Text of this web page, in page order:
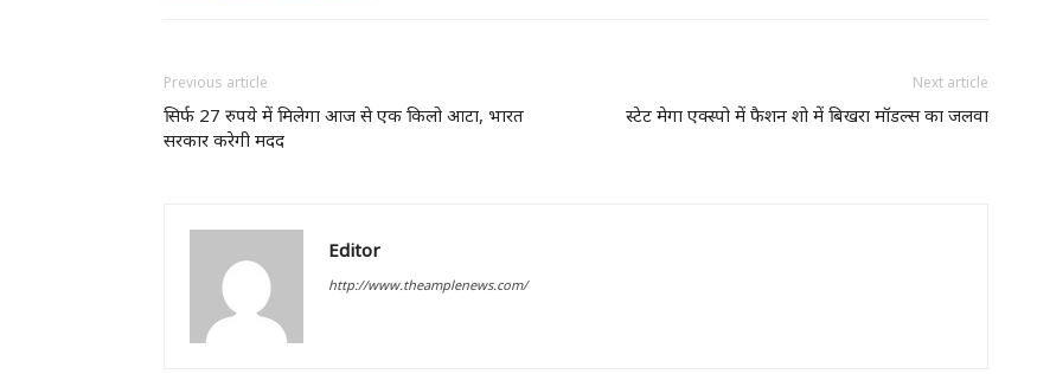
Previous article
सिर्फ 27 रुपये में मिलेगा आज से एक किलो आटा, भारत
सरकार करेगी मदद
Next article
स्टेट मेगा एक्स्पो में फैशन शो में बिखरा मॉडल्स का जलवा
Editor
http://www.theamplenews.com/